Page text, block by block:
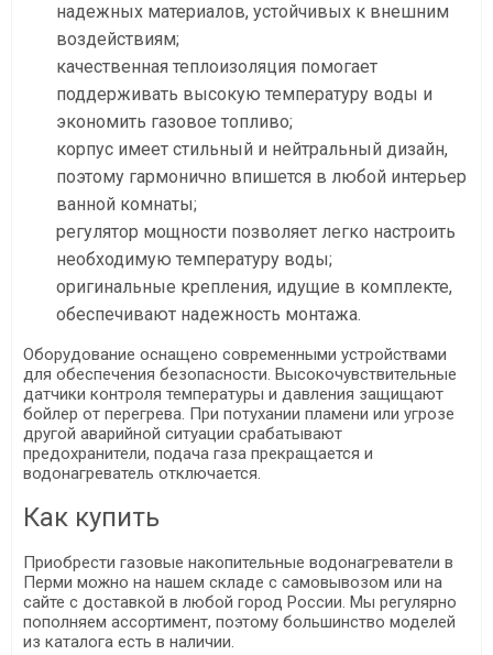
надежных материалов, устойчивых к внешним
воздействиям;
качественная теплоизоляция помогает
поддерживать высокую температуру воды и
экономить газовое топливо;
корпус имеет стильный и нейтральный дизайн,
поэтому гармонично впишется в любой интерьер
ванной комнаты;
регулятор мощности позволяет легко настроить
необходимую температуру воды;
оригинальные крепления, идущие в комплекте,
обеспечивают надежность монтажа.
Оборудование оснащено современными устройствами
для обеспечения безопасности. Высокочувствительные
датчики контроля температуры и давления защищают
бойлер от перегрева. При потухании пламени или угрозе
другой аварийной ситуации срабатывают
предохранители, подача газа прекращается и
водонагреватель отключается.
Как купить
Приобрести газовые накопительные водонагреватели в
Перми можно на нашем складе с самовывозом или на
сайте с доставкой в любой город России. Мы регулярно
пополняем ассортимент, поэтому большинство моделей
из каталога есть в наличии.